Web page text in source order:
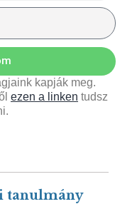
kapják meg.
ezen a linken tudsz
tanulmány